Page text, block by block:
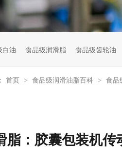
白油 食品级润滑脂 食品级齿轮油
首页 > 食品级润滑油脂百科 > 食品
脂：胶囊包装机